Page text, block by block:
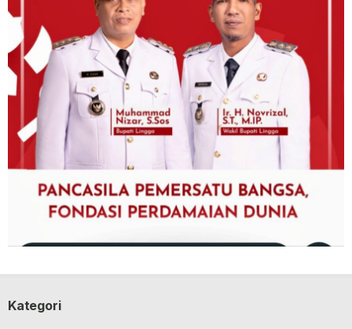
Kategori